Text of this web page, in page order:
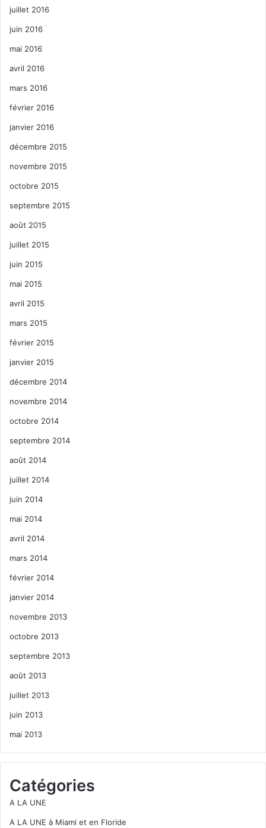
juillet 2016
juin 2016
mai 2016
avril 2016
mars 2016
février 2016
janvier 2016
décembre 2015
novembre 2015
octobre 2015
septembre 2015
août 2015
juillet 2015
juin 2015
mai 2015
avril 2015
mars 2015
février 2015
janvier 2015
décembre 2014
novembre 2014
octobre 2014
septembre 2014
août 2014
juillet 2014
juin 2014
mai 2014
avril 2014
mars 2014
février 2014
janvier 2014
novembre 2013
octobre 2013
septembre 2013
août 2013
juillet 2013
juin 2013
mai 2013
Catégories
A LA UNE
A LA UNE à Miami et en Floride